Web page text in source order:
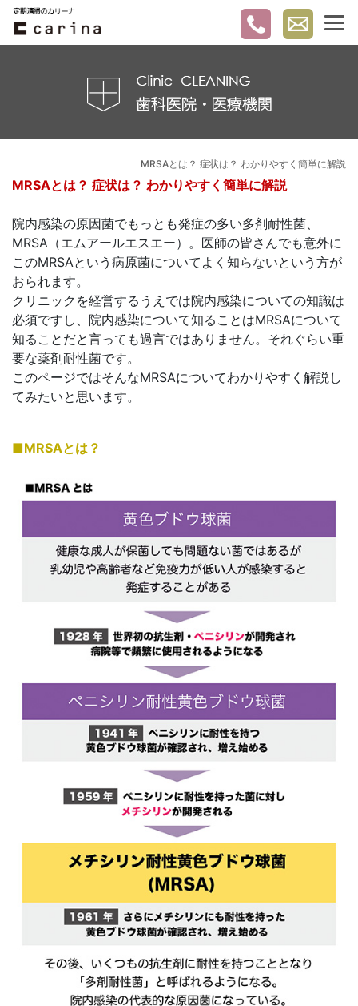
MRSAとは？ 症状は？ わかりやすく簡単に解説
MRSAとは？ 症状は？ わかりやすく簡単に解説
院内感染の原因菌でもっとも発症の多い多剤耐性菌、
MRSA（エムアールエスエー）。医師の皆さんでも意外に
このMRSAという病原菌についてよく知らないという方が
おられます。
クリニックを経営するうえでは院内感染についての知識は
必須ですし、院内感染について知ることはMRSAについて
知ることだと言っても過言ではありません。それぐらい重
要な薬剤耐性菌です。
このページではそんなMRSAについてわかりやすく解説し
てみたいと思います。
■MRSAとは？